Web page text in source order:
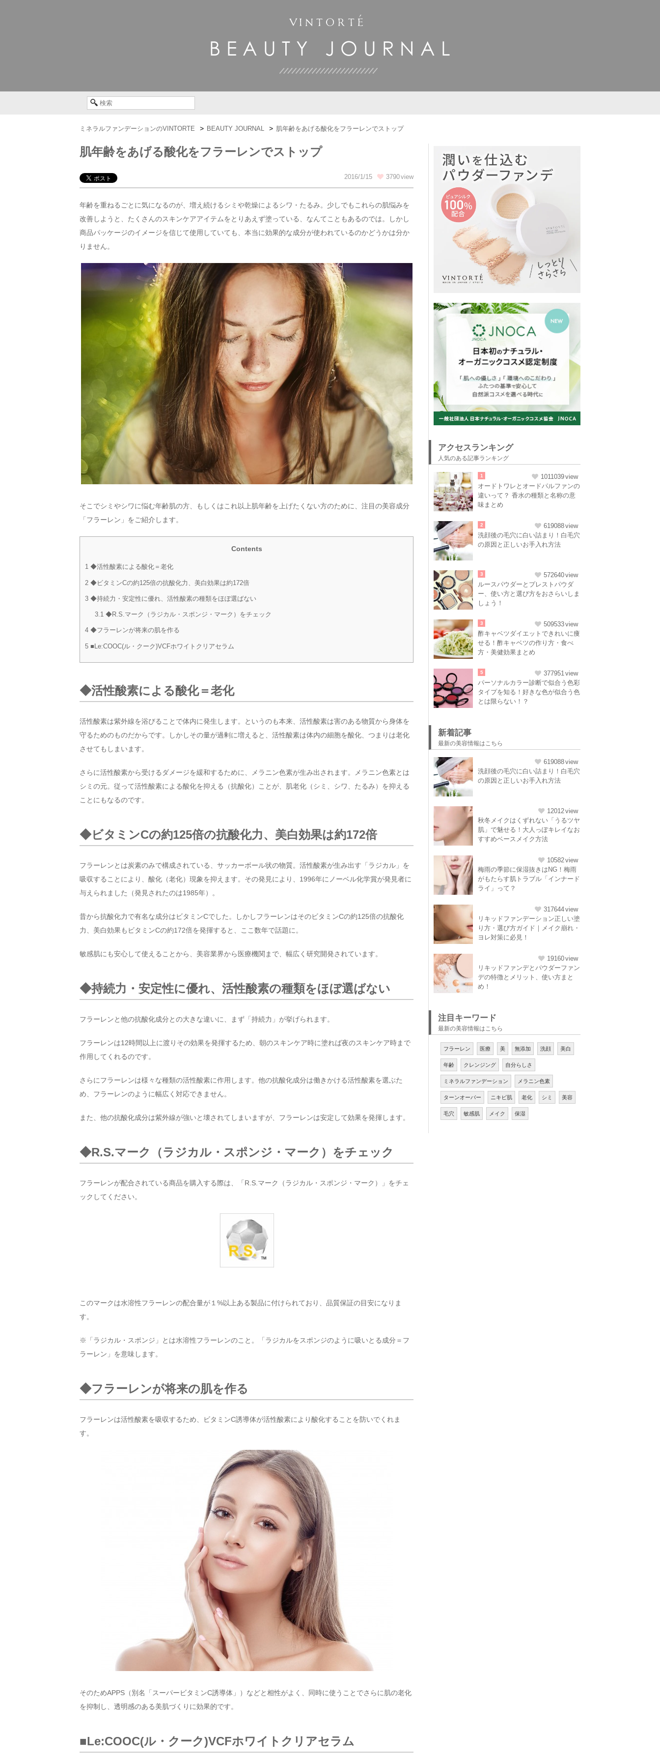
ミネラルファンデーションのVINTORTE BEAUTY JOURNAL 肌年齢をあげる酸化をフラーレンでストップ
肌年齢をあげる酸化をフラーレンでストップ
2016/1/15 3790
年齢を重ねるごとに気になるのが、増え続けるシミや乾燥によるシワ・たるみ。少しでもこれらの肌悩みを
改善しようと、たくさんのスキンケアアイテムをとりあえず塗っている、なんてこともあるのでは。しかし
商品パッケージのイメージを信じて使用していても、本当に効果的な成分が使われているのかどうかは分か
りません。
そこでシミやシワに悩む年齢肌の方、もしくはこれ以上肌年齢を上げたくない方のために、注目の美容成分
「フラーレン」をご紹介します。
Contents
1 ◆活性酸素による酸化＝老化
2 ◆ビタミンCの約125倍の抗酸化力、美白効果は約172倍
3 ◆持続力・安定性に優れ、活性酸素の種類をほぼ選ばない
3.1◆R.S.マーク（ラジカル・スポンジ・マーク）をチェック
4 ◆フラーレンが将来の肌を作る
5 ■Le:COOC(ル・クーク)VCFホワイトクリアセラム
◆活性酸素による酸化＝老化
活性酸素は紫外線を浴びることで体内に発生します。というのも本来、活性酸素は害のある物質から身体を
守るためのものだからです。しかしその量が過剰に増えると、活性酸素は体内の細胞を酸化、つまりは老化
させてもしまいます。
さらに活性酸素から受けるダメージを緩和するために、メラニン色素が生み出されます。メラニン色素とは
シミの元。従って活性酸素による酸化を抑える（抗酸化）ことが、肌老化（シミ、シワ、たるみ）を抑える
ことにもなるのです。
◆ビタミンCの約125倍の抗酸化力、美白効果は約172倍
フラーレンとは炭素のみで構成されている、サッカーボール状の物質。活性酸素が生み出す「ラジカル」を
吸収することにより、酸化（老化）現象を抑えます。その発見により、1996年にノーベル化学賞が発見者に
与えられました（発見されたのは1985年）。
昔から抗酸化力で有名な成分はビタミンCでした。しかしフラーレンはそのビタミンCの約125倍の抗酸化
力、美白効果もビタミンCの約172倍を発揮すると、ここ数年で話題に。
敏感肌にも安心して使えることから、美容業界から医療機関まで、幅広く研究開発されています。
◆持続力・安定性に優れ、活性酸素の種類をほぼ選ばない
フラーレンと他の抗酸化成分との大きな違いに、まず「持続力」が挙げられます。
フラーレンは12時間以上に渡りその効果を発揮するため、朝のスキンケア時に塗れば夜のスキンケア時まで
作用してくれるのです。
さらにフラーレンは様々な種類の活性酸素に作用します。他の抗酸化成分は働きかける活性酸素を選ぶた
め、フラーレンのように幅広く対応できません。
また、他の抗酸化成分は紫外線が強いと壊されてしまいますが、フラーレンは安定して効果を発揮します。
◆R.S.マーク（ラジカル・スポンジ・マーク）をチェック
フラーレンが配合されている商品を購入する際は、「R.S.マーク（ラジカル・スポンジ・マーク）」をチェ
ックしてください。
このマークは水溶性フラーレンの配合量が１%以上ある製品に付けられており、品質保証の目安になりま
す。
※「ラジカル・スポンジ」とは水溶性フラーレンのこと。「ラジカルをスポンジのように吸いとる成分＝フ
ラーレン」を意味します。
◆フラーレンが将来の肌を作る
フラーレンは活性酸素を吸収するため、ビタミンC誘導体が活性酸素により酸化することを防いでくれま
す。
そのためAPPS（別名「スーパービタミンC誘導体」）などと相性がよく、同時に使うことでさらに肌の老化
を抑制し、透明感のある美肌づくりに効果的です。
■Le:COOC(ル・クーク)VCFホワイトクリアセラム
アクセスランキング
人気のある記事ランキング
1
1011039
オードトワレとオードパルファンの
違いって？ 香水の種類と名称の意
味まとめ
2
619088
洗顔後の毛穴に白い詰まり！白毛穴
の原因と正しいお手入れ方法
3
572640
ルースパウダーとプレストパウダ
ー、使い方と選び方をおさらいしま
しょう！
3
509533
酢キャベツダイエットできれいに痩
せる！酢キャベツの作り方・食べ
方・美健効果まとめ
5
377951
パーソナルカラー診断で似合う色彩
タイプを知る！好きな色が似合う色
とは限らない！？
新着記事
最新の美容情報はこちら
619088
洗顔後の毛穴に白い詰まり！白毛穴
の原因と正しいお手入れ方法
12012
秋冬メイクはくずれない「うるツヤ
肌」で魅せる！大人っぽキレイなお
すすめベースメイク方法
10582
梅雨の季節に保湿抜きはNG！梅雨
がもたらす肌トラブル「インナード
ライ」って？
317644
リキッドファンデーション正しい塗
り方・選び方ガイド｜メイク崩れ・
ヨレ対策に必見！
19160
リキッドファンデとパウダーファン
デの特徴とメリット、使い方まと
め！
注目キーワード
最新の美容情報はこちら
フラーレン 医療 美 無添加 洗顔 美白
年齢 クレンジング 自分らしさ
ミネラルファンデーション メラニン色素
ターンオーバー ニキビ肌 老化 シミ 美容
毛穴 敏感肌 メイク 保湿